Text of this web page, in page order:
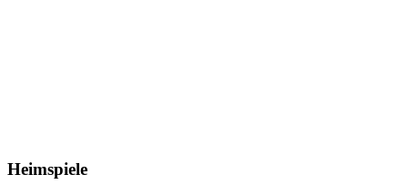
Heimspiele